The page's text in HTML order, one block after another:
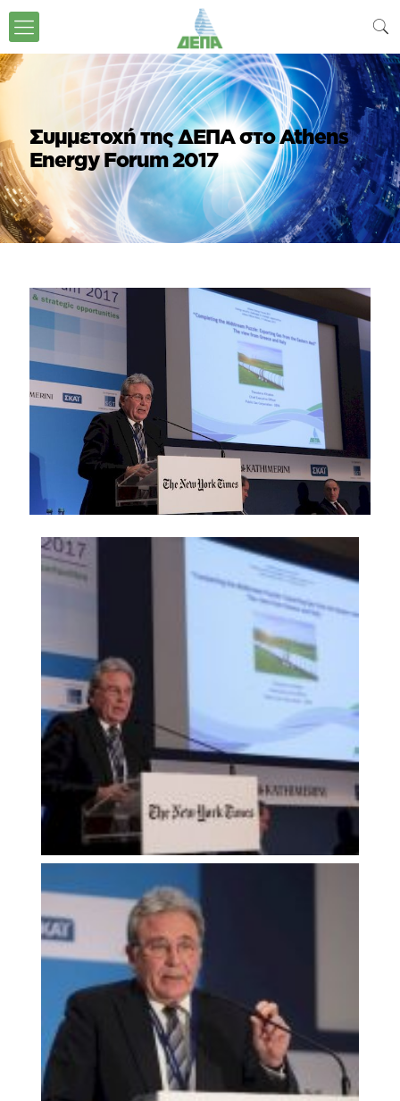
Συμμετοχή της ΔΕΠΑ στο Athens
Energy Forum 2017